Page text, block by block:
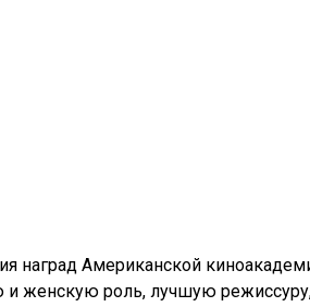
наград Американской
женскую роль, лучшую